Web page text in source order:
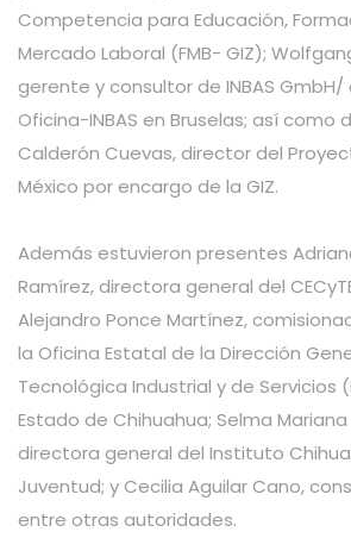
Competencia para Educación,
Mercado Laboral (FMB- GIZ);
gerente y consultor de INBAS
Oficina-INBAS en Bruselas; así como
Calderón Cuevas, director del
México por encargo de la GIZ.
Además estuvieron presentes
Ramírez, directora general del
Alejandro Ponce Martínez,
la Oficina Estatal de la Dirección
Tecnológica Industrial y de Servicios
Estado de Chihuahua; Selma
directora general del Instituto
Juventud; y Cecilia Aguilar Cano,
entre otras autoridades.